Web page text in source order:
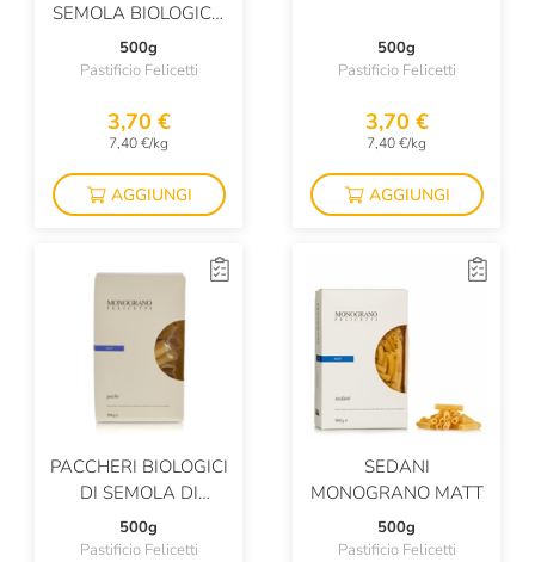
SEMOLA BIOLOGICA
DI GRANO DURO
MATT
500g
Pastificio Felicetti
3,70 €
7,40 €/kg
AGGIUNGI
500g
Pastificio Felicetti
3,70 €
7,40 €/kg
AGGIUNGI
PACCHERI BIOLOGICI
DI SEMOLA DI
GRANO DURO MATT
500g
Pastificio Felicetti
SEDANI
MONOGRANO MATT
500g
Pastificio Felicetti